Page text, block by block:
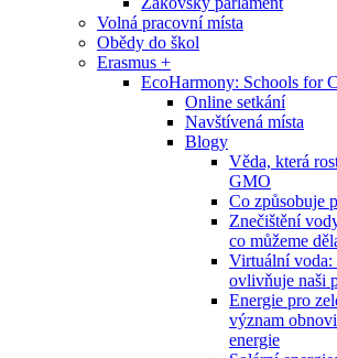
Volná pracovní místa
Obědy do škol
Erasmus +
EcoHarmony: Schools for
Online setkání
Navštívená místa
Blogy
Věda, která
GMO
Co způsobuje
Znečištění
co můžeme
Virtuální voda:
ovlivňuje naši
Energie pro
význam
energie